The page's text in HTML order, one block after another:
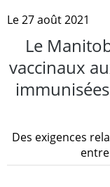
Le 27 août 2021
Le
vaccinaux
Des exigences